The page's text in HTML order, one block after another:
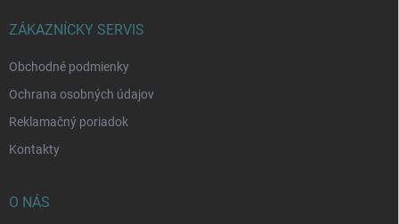
ZÁKAZNÍCKY SERVIS
Obchodné podmienky
Ochrana osobných údajov
Reklamačný poriadok
Kontakty
O NÁS